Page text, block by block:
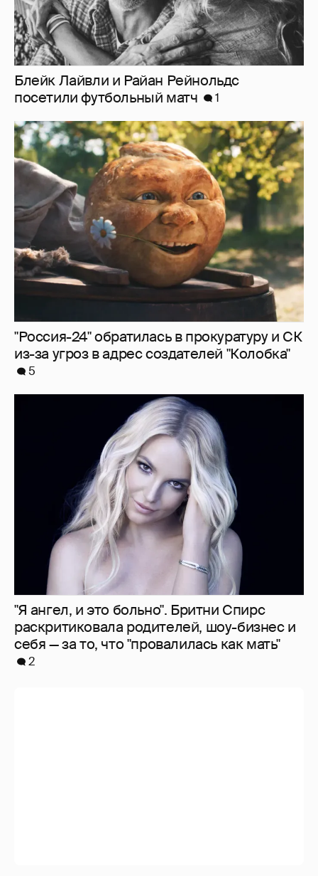
Блейк Лайвли и Райан Рейнольдс
посетили футбольный матч
1
"Россия-24" обратилась в прокуратуру и СК
из-за угроз в адрес создателей "Колобка"
5
"Я ангел, и это больно". Бритни Спирс
раскритиковала родителей, шоу-бизнес и
себя — за то, что "провалилась как мать"
2